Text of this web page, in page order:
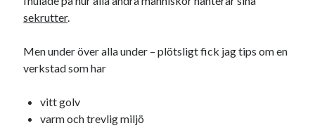
sekrutter.
Men under över alla under – plötsligt fick jag tips om en
verkstad som har
vitt golv
varm och trevlig miljö